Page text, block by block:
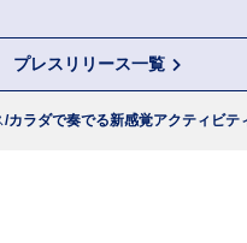
プレスリリース一覧
カラダで奏でる新感覚アクティビ